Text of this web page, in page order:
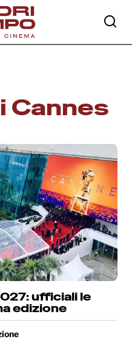
Cannes
ufficiali le
edizione